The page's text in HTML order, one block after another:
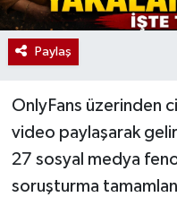
Paylaş
OnlyFans üzerinden
video paylaşarak
27 sosyal medya
soruşturma